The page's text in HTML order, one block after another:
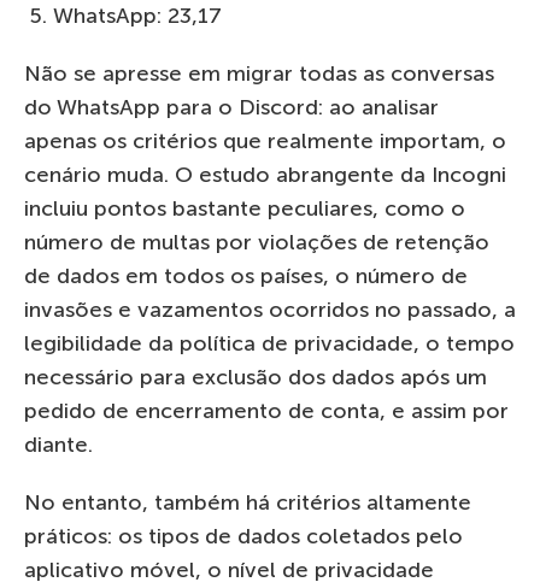
WhatsApp: 23,17
Não se apresse em migrar todas as conversas
do WhatsApp para o Discord: ao analisar
apenas os critérios que realmente importam, o
cenário muda. O estudo abrangente da Incogni
incluiu pontos bastante peculiares, como o
número de multas por violações de retenção
de dados em todos os países, o número de
invasões e vazamentos ocorridos no passado, a
legibilidade da política de privacidade, o tempo
necessário para exclusão dos dados após um
pedido de encerramento de conta, e assim por
diante.
No entanto, também há critérios altamente
práticos: os tipos de dados coletados pelo
aplicativo móvel, o nível de privacidade